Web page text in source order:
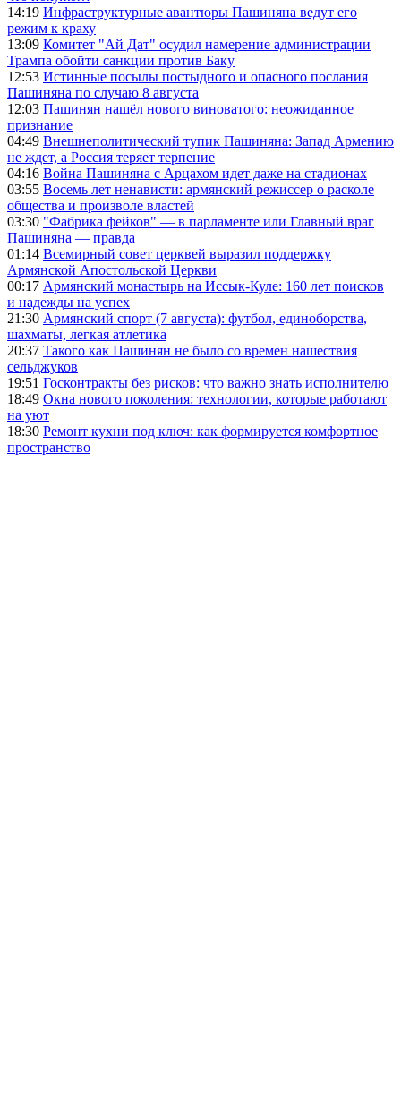
14:19 Инфраструктурные авантюры Пашиняна ведут его
режим к краху
13:09 Комитет "Ай Дат" осудил намерение администрации
Трампа обойти санкции против Баку
12:53 Истинные посылы постыдного и опасного послания
Пашиняна по случаю 8 августа
12:03 Пашинян нашёл нового виноватого: неожиданное
признание
04:49 Внешнеполитический тупик Пашиняна: Запад Армению
не ждет, а Россия теряет терпение
04:16 Война Пашиняна с Арцахом идет даже на стадионах
03:55 Восемь лет ненависти: армянский режиссер о расколе
общества и произволе властей
03:30 "Фабрика фейков" — в парламенте или Главный враг
Пашиняна — правда
01:14 Всемирный совет церквей выразил поддержку
Армянской Апостольской Церкви
00:17 Армянский монастырь на Иссык-Куле: 160 лет поисков
и надежды на успех
21:30 Армянский спорт (7 августа): футбол, единоборства,
шахматы, легкая атлетика
20:37 Такого как Пашинян не было со времен нашествия
сельджуков
19:51 Госконтракты без рисков: что важно знать исполнителю
18:49 Окна нового поколения: технологии, которые работают
на уют
18:30 Ремонт кухни под ключ: как формируется комфортное
пространство